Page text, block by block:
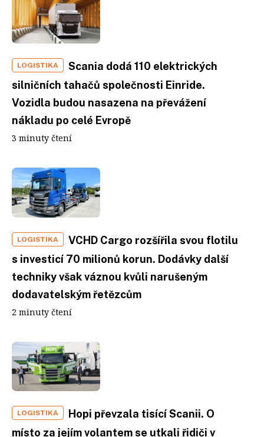
LOGISTIKA
Scania dodá 110 elektrických
silničních tahačů společnosti Einride.
Vozidla budou nasazena na převážení
nákladu po celé Evropě
3 minuty čtení
LOGISTIKA
VCHD Cargo rozšířila svou flotilu
s investicí 70 milionů korun. Dodávky další
techniky však váznou kvůli narušeným
dodavatelským řetězcům
2 minuty čtení
LOGISTIKA
Hopi převzala tisící Scanii. O
místo za jejím volantem se utkali řidiči v